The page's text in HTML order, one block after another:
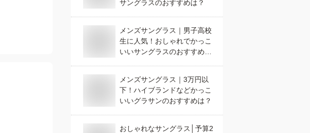
サングラスのおすすめは？
メンズサングラス｜男子高校
生に人気！おしゃれでかっこ
いいサングラスのおすすめ
メンズサングラス｜3万円以
下！ハイブランドなどかっこ
いいグラサンのおすすめは？
おしゃれなサングラス│予算2